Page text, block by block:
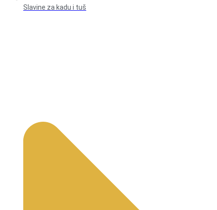
Slavine za kadu i tuš